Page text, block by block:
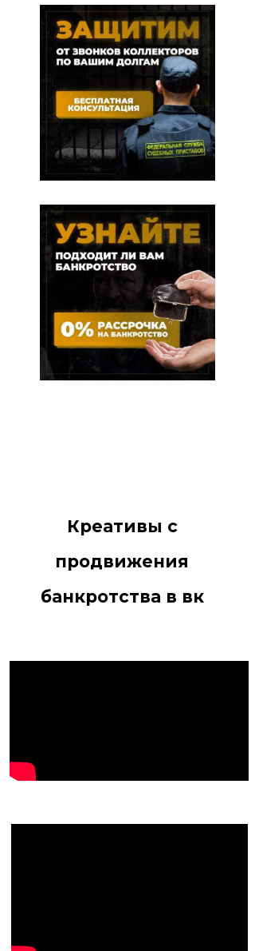
Креативы с
продвижения
банкротства в вк